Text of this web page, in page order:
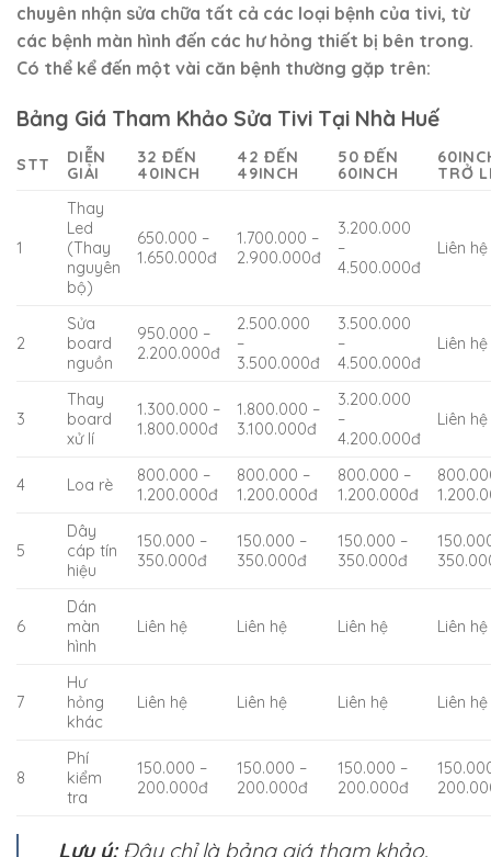
chuyên nhận sửa chữa tất cả các loại bệnh của tivi, từ
các bệnh màn hình đến các hư hỏng thiết bị bên trong.
Có thể kể đến một vài căn bệnh thường gặp trên:
Bảng Giá Tham Khảo Sửa Tivi Tại Nhà Huế
STT
DIỄN
GIẢI
32 ĐẾN
40INCH
42 ĐẾN
49INCH
50 ĐẾN
60INCH
TRỞ
1
Thay
Led
(Thay
nguyên
bộ)
650.000 –
1.650.000đ
1.700.000 –
2.900.000đ
3.200.000
–
4.500.000đ
Liên hệ
2
Sửa
board
nguồn
950.000 –
2.200.000đ
2.500.000
–
3.500.000đ
3.500.000
–
4.500.000đ
Liên hệ
3
Thay
board
xử lí
1.300.000 –
1.800.000đ
1.800.000 –
3.100.000đ
3.200.000
–
4.200.000đ
Liên hệ
4 Loa rè
800.000 –
1.200.000đ
800.000 –
1.200.000đ
800.000 –
1.200.000đ
5
Dây
cáp tín
hiệu
150.000 –
350.000đ
150.000 –
350.000đ
150.000 –
350.000đ
6
Dán
màn
hình
Liên hệ Liên hệ Liên hệ Liên hệ
7
Hư
hỏng
khác
Liên hệ Liên hệ Liên hệ Liên hệ
8
Phí
kiểm
tra
150.000 –
200.000đ
150.000 –
200.000đ
150.000 –
200.000đ
Lưu ý:Đây chỉ là bảng giá tham khảo.